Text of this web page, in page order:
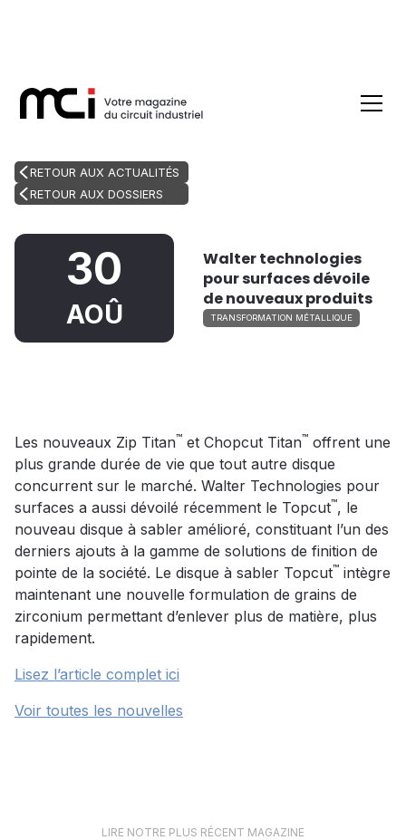
RETOUR AUX ACTUALITÉS
RETOUR AUX DOSSIERS
30
AOÛ
Walter technologies
pour surfaces dévoile
de nouveaux produits
TRANSFORMATION MÉTALLIQUE
Les nouveaux Zip Titan™ et Chopcut Titan™ offrent une
plus grande durée de vie que tout autre disque
concurrent sur le marché. Walter Technologies pour
surfaces a aussi dévoilé récemment le Topcut™, le
nouveau disque à sabler amélioré, constituant l’un des
derniers ajouts à la gamme de solutions de finition de
pointe de la société. Le disque à sabler Topcut™ intègre
maintenant une nouvelle formulation de grains de
zirconium permettant d’enlever plus de matière, plus
rapidement.
Lisez l’article complet ici
Voir toutes les nouvelles
LIRE NOTRE PLUS RÉCENT MAGAZINE